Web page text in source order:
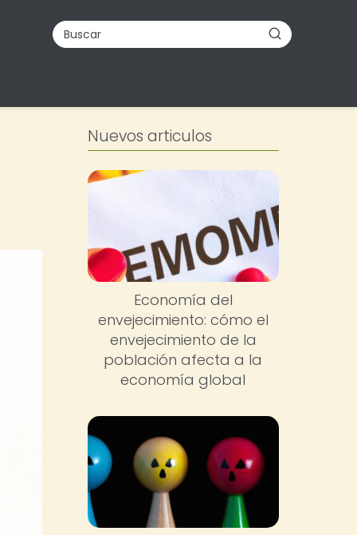
Nuevos articulos
Economía del
envejecimiento: cómo el
envejecimiento de la
población afecta a la
economía global